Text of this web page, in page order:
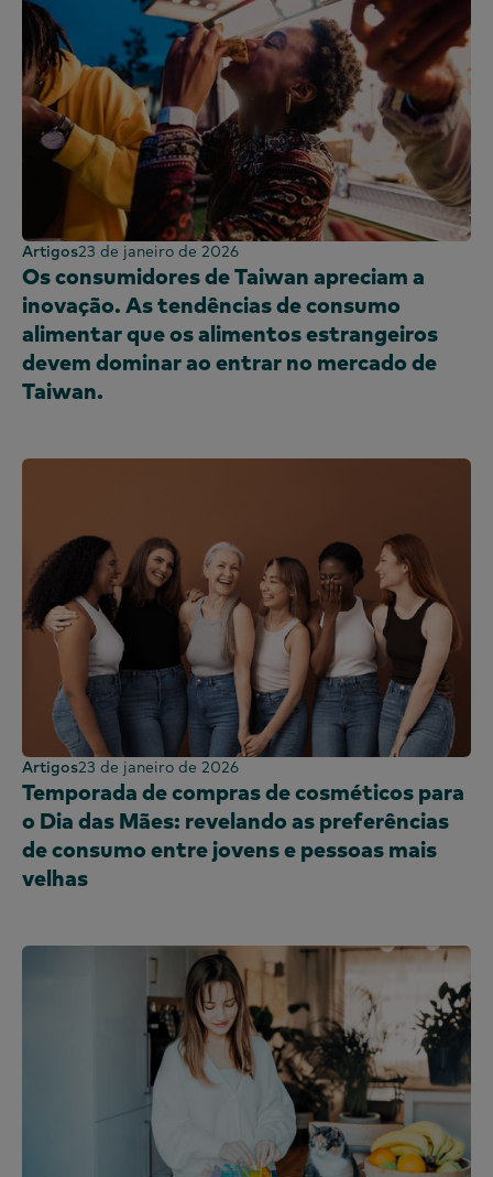
Artigos23 de janeiro de 2026
Os consumidores de Taiwan apreciam a
inovação. As tendências de consumo
alimentar que os alimentos estrangeiros
devem dominar ao entrar no mercado de
Taiwan.
Artigos23 de janeiro de 2026
Temporada de compras de cosméticos para
o Dia das Mães: revelando as preferências
de consumo entre jovens e pessoas mais
velhas